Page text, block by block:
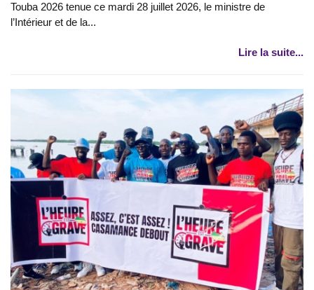
Touba 2026 tenue ce mardi 28 juillet 2026, le ministre de
l’Intérieur et de la...
Lire la suite...